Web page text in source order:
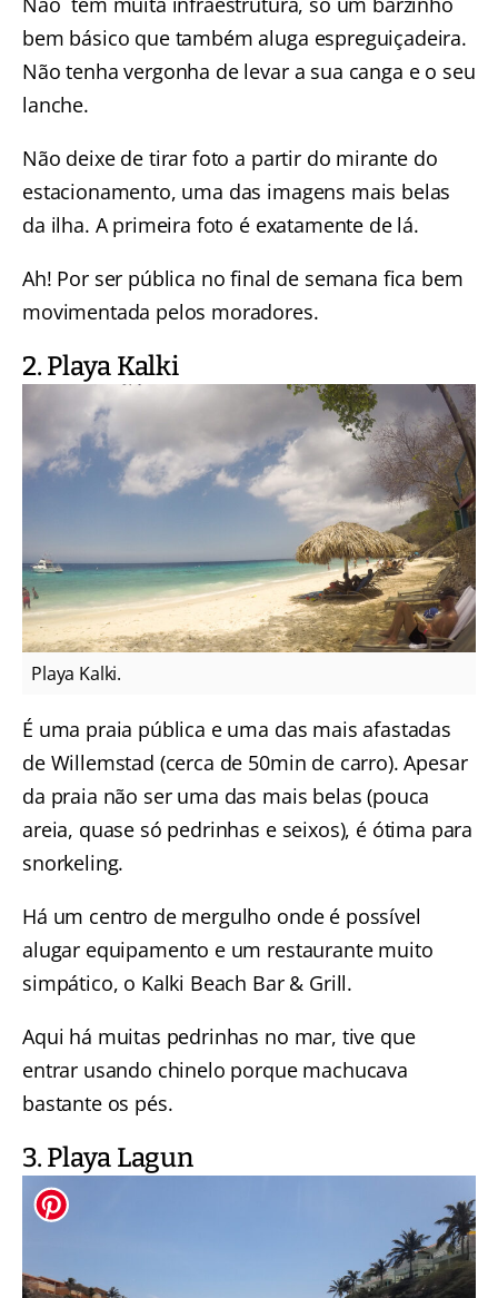
bem básico que também aluga espreguiçadeira.
Não tenha vergonha de levar a sua canga e o seu
lanche.
Não deixe de tirar foto a partir do mirante do
estacionamento, uma das imagens mais belas
da ilha. A primeira foto é exatamente de lá.
Ah! Por ser pública no final de semana fica bem
movimentada pelos moradores.
2. Playa Kalki
Playa Kalki.
É uma praia pública e uma das mais afastadas
de Willemstad (cerca de 50min de carro). Apesar
da praia não ser uma das mais belas (pouca
areia, quase só pedrinhas e seixos), é ótima para
snorkeling.
Há um centro de mergulho onde é possível
alugar equipamento e um restaurante muito
simpático, o Kalki Beach Bar & Grill.
Aqui há muitas pedrinhas no mar, tive que
entrar usando chinelo porque machucava
bastante os pés.
3. Playa Lagun